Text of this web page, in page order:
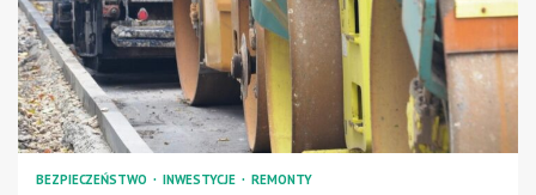
BEZPIECZEŃSTWO INWESTYCJE REMONTY